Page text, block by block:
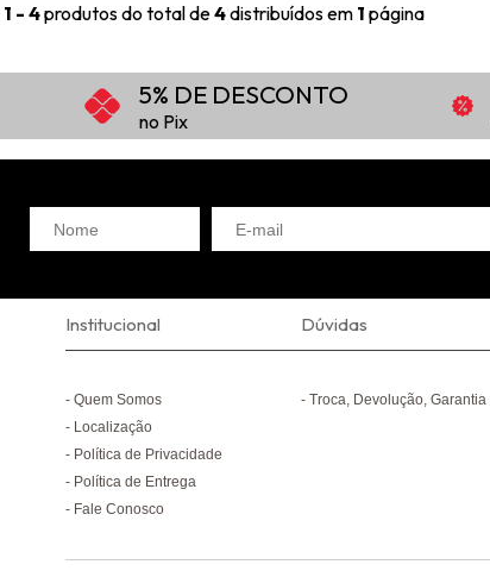
1 - 4produtos do total de4distribuídos em 1 página
5% DE DESCONTO
no Pix
Institucional
Quem Somos
Localização
Política de Privacidade
Política de Entrega
Fale Conosco
Dúvidas
Troca, Devolução, Garantia